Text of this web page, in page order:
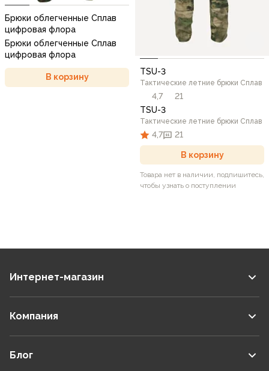
Брюки облегченные Сплав
цифровая флора
Брюки облегченные Сплав
цифровая флора
В корзину
TSU-3
Тактические летние брюки Сплав
4,7
21
TSU-3
Тактические летние брюки Сплав
4,7 21
В корзину
Товара нет в наличии, подпишитесь,
чтобы узнать о поступлении
Интернет-магазин
Компания
Блог